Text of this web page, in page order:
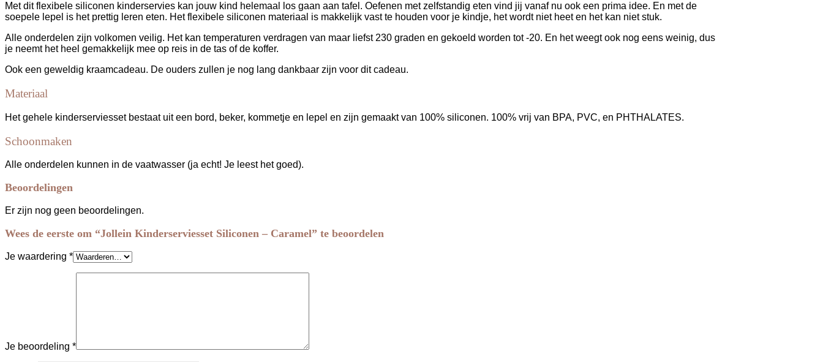
Met dit flexibele siliconen kinderservies kan jouw kind helemaal los gaan aan tafel. Oefenen met zelfstandig eten vind jij vanaf nu ook een prima idee. En met de
soepele lepel is het prettig leren eten. Het flexibele siliconen materiaal is makkelijk vast te houden voor je kindje, het wordt niet heet en het kan niet stuk.
Alle onderdelen zijn volkomen veilig. Het kan temperaturen verdragen van maar liefst 230 graden en gekoeld worden tot -20. En het weegt ook nog eens weinig, dus
je neemt het heel gemakkelijk mee op reis in de tas of de koffer.
Ook een geweldig kraamcadeau. De ouders zullen je nog lang dankbaar zijn voor dit cadeau.
Materiaal
Het gehele kinderserviesset bestaat uit een bord, beker, kommetje en lepel en zijn gemaakt van 100% siliconen. 100% vrij van BPA, PVC, en PHTHALATES.
Schoonmaken
Alle onderdelen kunnen in de vaatwasser (ja echt! Je leest het goed).
Beoordelingen
Er zijn nog geen beoordelingen.
Wees de eerste om “Jollein Kinderserviesset Siliconen – Caramel” te beoordelen
Je waardering *
Je beoordeling *